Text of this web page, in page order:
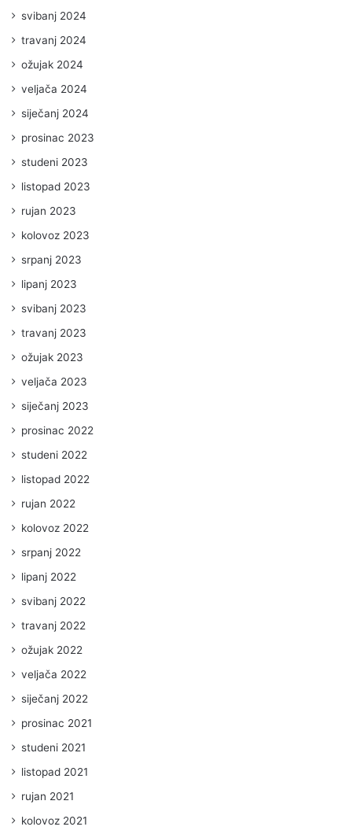
svibanj 2024
travanj 2024
ožujak 2024
veljača 2024
siječanj 2024
prosinac 2023
studeni 2023
listopad 2023
rujan 2023
kolovoz 2023
srpanj 2023
lipanj 2023
svibanj 2023
travanj 2023
ožujak 2023
veljača 2023
siječanj 2023
prosinac 2022
studeni 2022
listopad 2022
rujan 2022
kolovoz 2022
srpanj 2022
lipanj 2022
svibanj 2022
travanj 2022
ožujak 2022
veljača 2022
siječanj 2022
prosinac 2021
studeni 2021
listopad 2021
rujan 2021
kolovoz 2021